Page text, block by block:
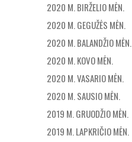
2020 M. BIRŽELIO MĖN.
2020 M. GEGUŽĖS MĖN.
2020 M. BALANDŽIO MĖN.
2020 M. KOVO MĖN.
2020 M. VASARIO MĖN.
2020 M. SAUSIO MĖN.
2019 M. GRUODŽIO MĖN.
2019 M. LAPKRIČIO MĖN.